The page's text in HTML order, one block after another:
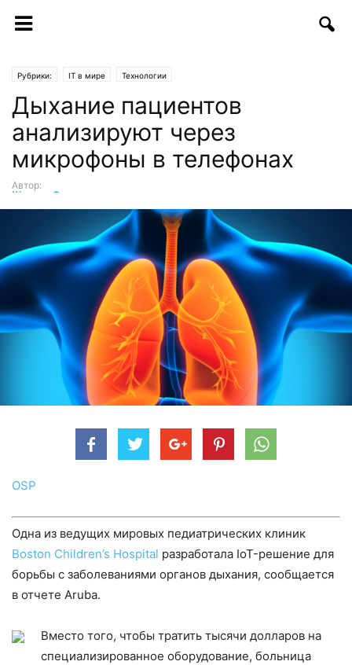
Рубрики: IT в мире Технологии
Дыхание пациентов
анализируют через
микрофоны в телефонах
Автор:
Шухрат Саттаров
OSP
Одна из ведущих мировых педиатрических клиник
Boston Children’s Hospital разработала IoT-решение для
борьбы с заболеваниями органов дыхания, сообщается
в отчете Aruba.
Вместо того, чтобы тратить тысячи долларов на
специализированное оборудование, больница